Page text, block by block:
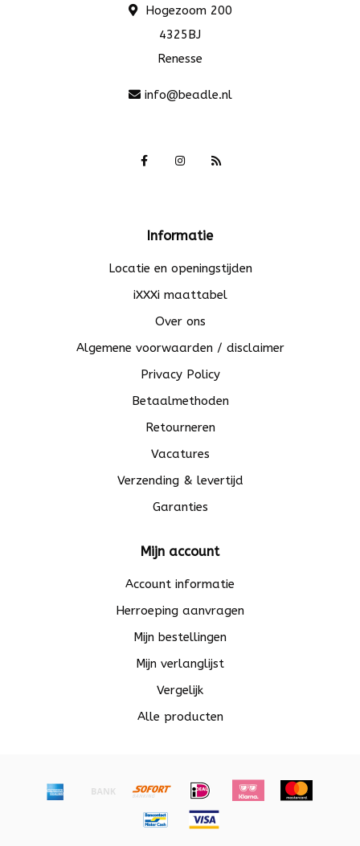
Hogezoom 200
4325BJ
Renesse
info@beadle.nl
Informatie
Locatie en openingstijden
iXXXi maattabel
Over ons
Algemene voorwaarden / disclaimer
Privacy Policy
Betaalmethoden
Retourneren
Vacatures
Verzending & levertijd
Garanties
Mijn account
Account informatie
Herroeping aanvragen
Mijn bestellingen
Mijn verlanglijst
Vergelijk
Alle producten